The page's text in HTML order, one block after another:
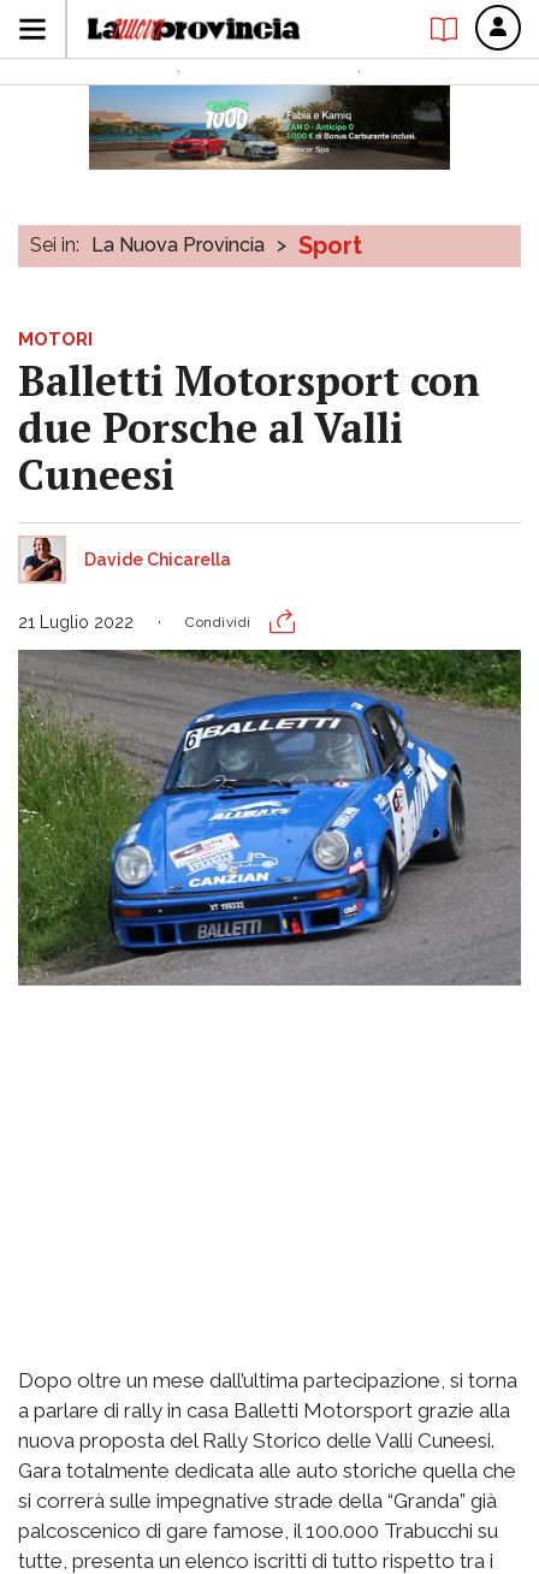
Sei in: La Nuova Provincia > Sport
MOTORI
Balletti Motorsport con
due Porsche al Valli
Cuneesi
Davide Chicarella
21 Luglio 2022 Condividi
Dopo oltre un mese dall’ultima partecipazione, si torna
a parlare di rally in casa Balletti Motorsport grazie alla
nuova proposta del Rally Storico delle Valli Cuneesi.
Gara totalmente dedicata alle auto storiche quella che
si correrà sulle impegnative strade della “Granda” già
palcoscenico di gare famose, il 100.000 Trabucchi su
tutte, presenta un elenco iscritti di tutto rispetto tra i